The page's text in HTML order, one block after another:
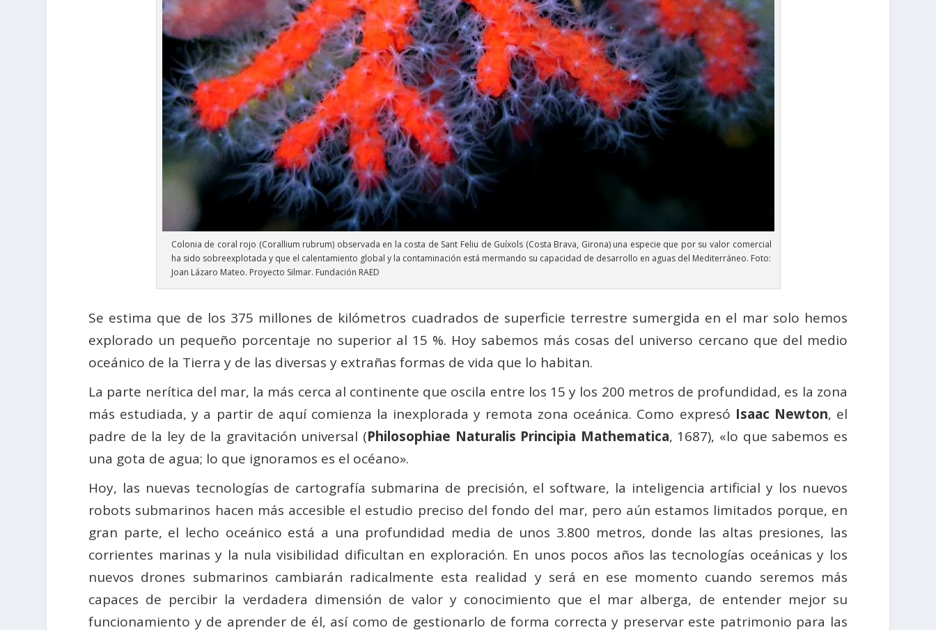
Colonia de coral rojo (Corallium rubrum) observada en la costa de Sant Feliu de Guíxols (Costa Brava, Girona) una especie que por su valor comercial
ha sido sobreexplotada y que el calentamiento global y la contaminación está mermando su capacidad de desarrollo en aguas del Mediterráneo. Foto:
Joan Lázaro Mateo. Proyecto Silmar. Fundación RAED
Se estima que de los 375 millones de kilómetros cuadrados de super­ficie terrestre sumergida en el mar solo hemos
explorado un pequeño porcentaje no superior al 15 %. Hoy sabemos más cosas del univer­so cercano que del medio
oceánico de la Tierra y de las diversas y extrañas formas de vida que lo habitan.
La parte nerítica del mar, la más cerca al continente que oscila entre los 15 y los 200 metros de profundidad, es la zona
más estudiada, y a partir de aquí comienza la inexplorada y remota zona oceánica. Como expresó Isaac Newton, el
padre de la ley de la gravitación universal (Philosophiae Naturalis Principia Mathematica, 1687), «lo que sabemos es
una gota de agua; lo que ignoramos es el océano».
Hoy, las nuevas tecnologías de cartografía submarina de precisión, el software, la inteligencia artificial y los nuevos
robots submarinos hacen más accesible el estudio preciso del fondo del mar, pero aún estamos limitados porque, en
gran parte, el lecho oceánico está a una profundidad media de unos 3.800 metros, donde las altas pre­siones, las
corrientes marinas y la nula visibilidad dificultan en exploración. En unos pocos años las tecnologías oceánicas y los
nuevos drones subma­rinos cambiarán radicalmente esta realidad y será en ese momento cuan­do seremos más
capaces de percibir la verdadera dimensión de valor y conocimiento que el mar alberga, de entender mejor su
funcionamiento y de aprender de él, así como de gestionarlo de forma correcta y preservar este patrimonio para las